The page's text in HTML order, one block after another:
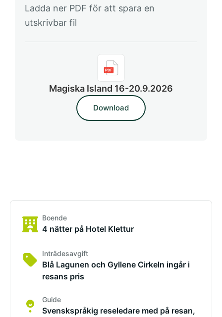
Ladda ner PDF för att spara en
utskrivbar fil
Magiska Island 16-20.9.2026
Download
Boende
4 nätter på Hotel Klettur
Inträdesavgift
Blå Lagunen och Gyllene Cirkeln ingår i
resans pris
Guide
Svenskspråkig reseledare med på resan,